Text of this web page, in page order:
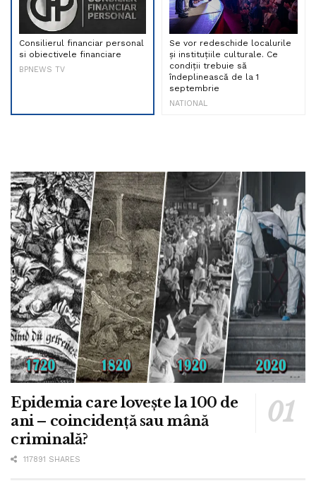
Consilierul financiar personal
si obiectivele financiare
BPNEWS TV
Se vor redeschide localurile
și instituțiile culturale. Ce
condiții trebuie să
îndeplinească de la 1
septembrie
NATIONAL
Epidemia care lovește la 100 de
ani – coincidență sau mână
criminală?
117891 SHARES